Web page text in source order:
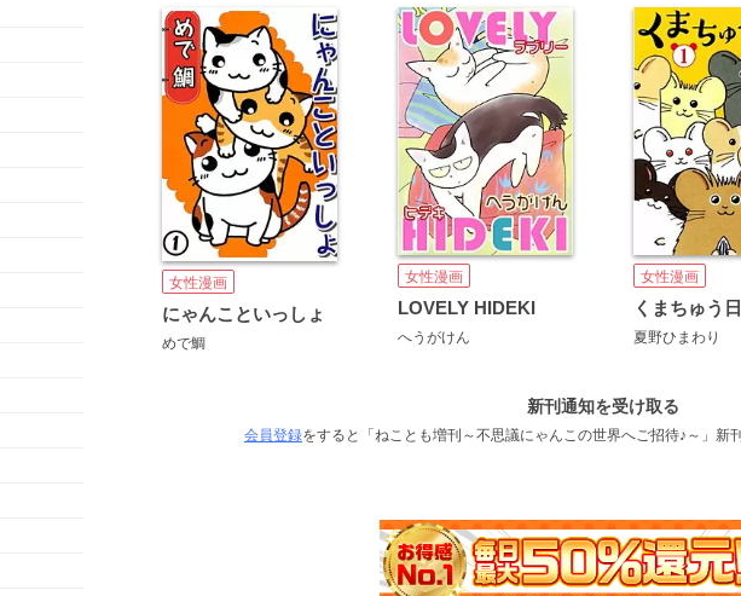
女性漫画
にゃんこといっしょ
めで鯛
女性漫画
LOVELY HIDEKI
へうがけん
女性漫画
くまちゅう
夏野ひまわり
新刊通知を受け取る
会員登録をすると「ねことも増刊～不思議にゃんこの世界へご招待♪～」新